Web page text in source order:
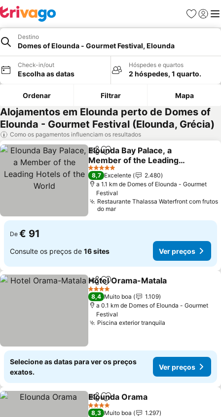
Favoritos
Iniciar
Destino
Domes of Elounda - Gourmet Festival, Elounda
Check-in/out
Escolha as datas
Hóspedes e quartos
2 hóspedes, 1 quarto.
Ordenar Filtrar Mapa
Alojamentos em Elounda perto de Domes of
Elounda - Gourmet Festival (Elounda, Grécia)
Como os pagamentos influenciam os resultados
PartilharAdicionar aos favoritos
Elounda Bay Palace, a
Member of the Leading
Hotels of the World
Ver preços
5 Estrelas
8,7 Excelente
2.480
a 1.1 km de Domes of Elounda - Gourmet
Festival
Restaurante Thalassa Waterfront com frutos
do mar
De € 91
Consulte os preços de 16 sites Ver preços
PartilharAdicionar aos favoritos
Hotel Orama-Matala
4 Estrelas
8,4 Muito boa
1.109
a 0.1 km de Domes of Elounda - Gourmet
Festival
Piscina exterior tranquila
Selecione as datas para ver os preços
exatos.
Ver preços
PartilharAdicionar aos favoritos
Elounda Orama
4 Estrelas
8,3 Muito boa
1.297